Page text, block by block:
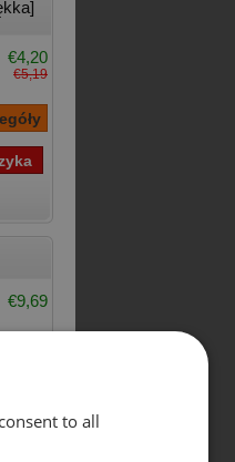
€4,20
€5,19
€9,69
to all